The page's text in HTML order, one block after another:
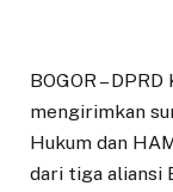
BOGOR –
mengirimkan
Hukum dan
dari tiga aliansi